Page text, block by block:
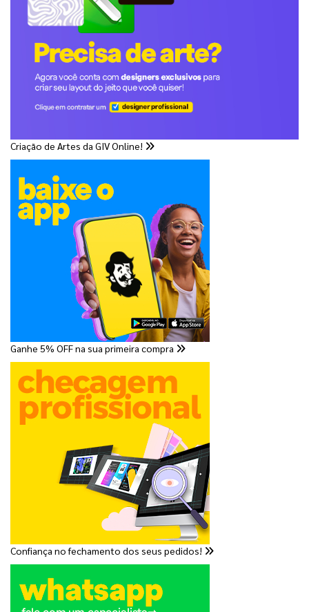
Criação de Artes da GIV Online!
Ganhe 5% OFF na sua primeira compra
Confiança no fechamento dos seus pedidos!